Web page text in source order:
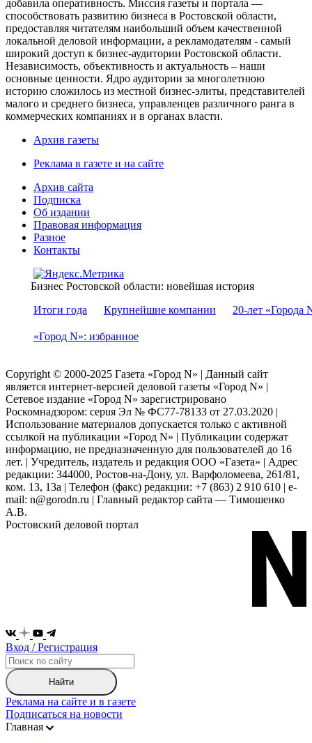
добавила оперативность. Миссия газеты и портала —
способствовать развитию бизнеса в Ростовской области,
предоставляя читателям наибольший объем качественной
локальной деловой информации, а рекламодателям - самый
широкий доступ к бизнес-аудитории Ростовской области.
Независимость, объективность и актуальность – наши
основные ценности. Ядро аудитории за многолетнюю
историю сложилось из местной бизнес-элиты, представителей
малого и среднего бизнеса, управленцев различного ранга в
коммерческих компаниях и в органах власти.
Архив газеты
Реклама в газете и на сайте
Архив сайта
Подписка
Об издании
Правовая информация
Разное
Контакты
Бизнес Ростовской области: новейшая история
Итоги года
Крупнейшие компании 20-лет «Города
«Город N»: избранное
Copyright © 2000-2025 Газета «Город N» | Данный сайт
является интернет-версией деловой газеты «Город N» |
Сетевое издание «Город N» зарегистрировано
Роскомнадзором: серuя Эл № ФС77-78133 от 27.03.2020 |
Использование материалов допускается только с активной
ссылкой на публикации «Город N» | Публикации содержат
информацию, не предназначенную для пользователей до 16
лет. | Учредитель, издатель и редакция ООО «Газета» | Адрес
редакции: 344000, Ростов-на-Дону, ул. Варфоломеева, 261/81,
ком. 13, 13а | Телефон (факс) редакции: +7 (863) 2 910 610 | e-
mail: n@gorodn.ru | Главный редактор сайта — Тимошенко
А.В.
Ростовский деловой портал
Вход / Регистрация
Найти
Реклама на сайте и в газете
Подписаться на новости
Главная